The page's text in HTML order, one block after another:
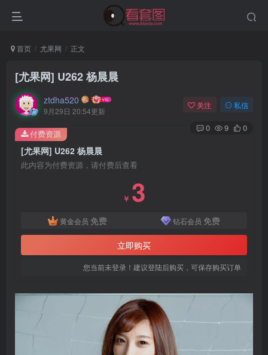
首页 尤果网 正文
[尤果网] U262 杨晨晨
ztdha520
9月29日 20:54更新
关注 私信
0 9 0
[尤果网] U262 杨晨晨
此内容为付费资源，请付费后查看
￥ 3
黄金会员 免费 钻石会员 免费
立即购买
您当前未登录！建议登陆后购买，可保存购买订单
付费资源
没有账号？立即注册
用户名或邮箱
登录